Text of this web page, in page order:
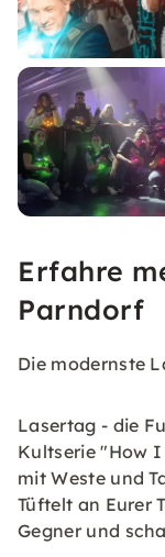
Erfahre
Parndorf
Die modernste
Lasertag - die
Kultserie "How
mit Weste und
Tüftelt an Eurer
Gegner und